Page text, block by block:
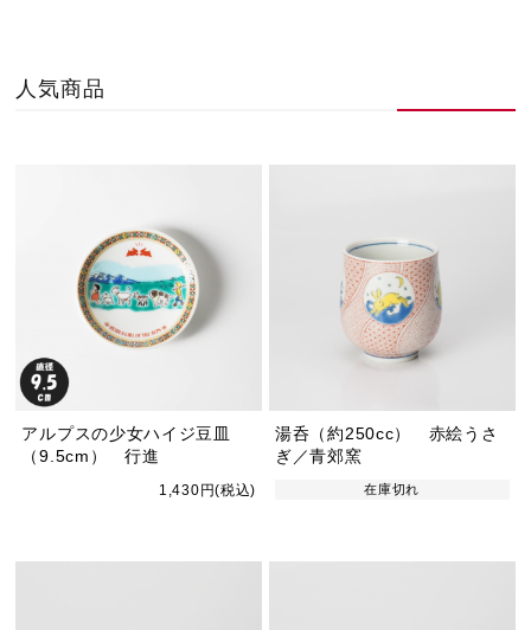
人気商品
アルプスの少女ハイジ豆皿
（9.5cm） 行進
1,430円(税込)
湯呑（約250cc） 赤絵うさ
ぎ／青郊窯
在庫切れ